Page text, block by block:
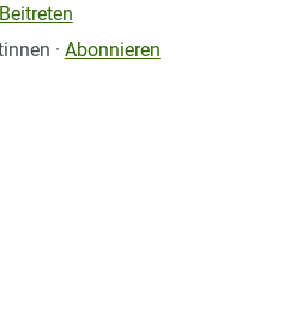
Beitreten
· Abonnieren